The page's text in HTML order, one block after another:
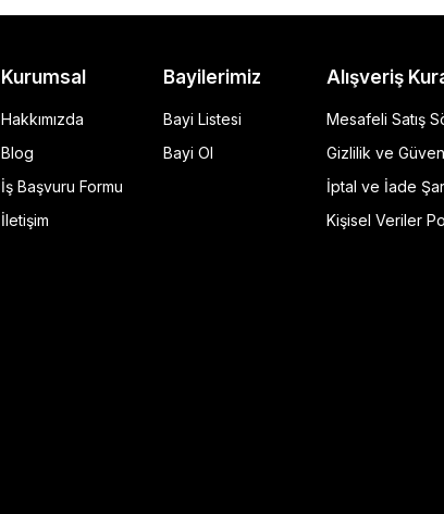
GP Kompozit Universal 45 lt Plastik Motosiklet
Kurumsal
Hakkımızda
Blog
İş Başvuru Formu
İletişim
Bayilerimiz
Bayi Listesi
Bayi Ol
Alışveriş
Mesafeli Satış
Gizlilik ve
İptal ve İade
Kişisel Veriler